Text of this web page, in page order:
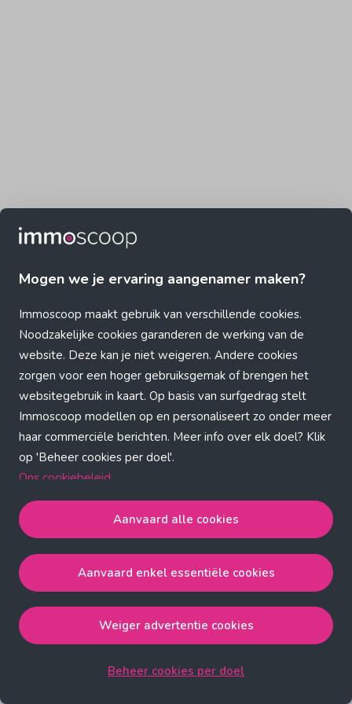
Mogen we je ervaring aangenamer maken?
Immoscoop maakt gebruik van verschillende cookies.
Noodzakelijke cookies garanderen de werking van de
website. Deze kan je niet weigeren. Andere cookies
zorgen voor een hoger gebruiksgemak of brengen het
websitegebruik in kaart. Op basis van surfgedrag stelt
Immoscoop modellen op en personaliseert zo onder meer
haar commerciële berichten. Meer info over elk doel? Klik
op 'Beheer cookies per doel'.
Ons cookiebeleid
Aanvaard alle cookiesgaat akkoord met de strict
noodzakelijke, analytische, functionele en advertentie
cookies.
de strict noodzakelijke cookies.
Weiger advertentie cookiesgaat akkoord met de strict
Aanvaard alle cookies
Aanvaard enkel essentiële cookies
Weiger advertentie cookies
Beheer cookies per doel
Application error: a client-side exception has occurred (see the
browser console for more information)